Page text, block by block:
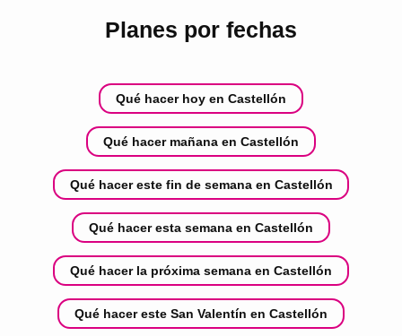
Planes por fechas
Qué hacer hoy en Castellón
Qué hacer mañana en Castellón
Qué hacer este fin de semana en Castellón
Qué hacer esta semana en Castellón
Qué hacer la próxima semana en Castellón
Qué hacer este San Valentín en Castellón